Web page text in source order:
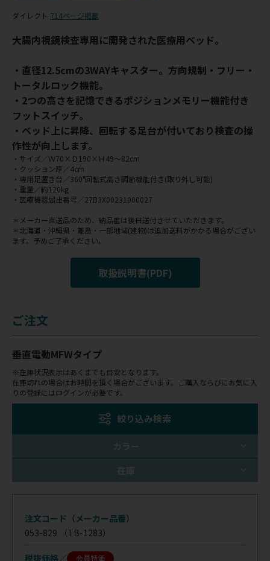
ダイレクト 714ページ掲載
大腸内視鏡検査専用に開発された医療用ベッド。
・直径12.5cmの3WAYキャスター。方向規制・フリー・
トータルロック機能。
・2つの高さを記憶できるポジションメモリー機能付き
フットスイッチ。
・ベッド上に昇降、回転する足台が付いており検査の操
作性が向上します。
・サイズ／Ｗ70×Ｄ190×Ｈ49～82cm
・クッション厚／4cm
・専用足置き台／360°回転式高さ調節機能付き(取り外し可能)
・重量／約120kg
・医療機器届出番号／27B3X00231000027
＊メーカー直送品のため、納品書は後日送付させていただきます。
＊北海道・沖縄県・離島・一部地域(建物)は追加送料がかかる場合がござい
ます。予めご了承ください。
取扱説明書(PDF)
ご注文
垂直電動MFWタイプ
※在庫状況表示はあくまでも目安となります。
在庫切れの場合はお時間を頂く場合がございます。ご購入ならびにお気に入
りの登録にはログインが必要です。
絞り込み検索
カラー
在庫
注文コード（メーカー品番）
053-829 （TB-1283）
税抜価格 会員特価